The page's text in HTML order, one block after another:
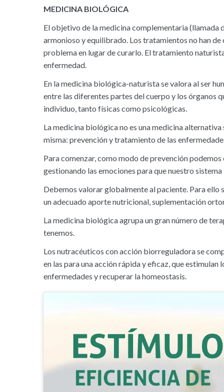
MEDICINA BIOLÓGICA
El objetivo de la medicina complementaria (llamada
armonioso y equilibrado. Los tratamientos no han
problema en lugar de curarlo. El tratamiento
enfermedad.
En la medicina biológica-naturista se valora al ser
entre las diferentes partes del cuerpo y los órganos
individuo, tanto físicas como psicológicas.
La medicina biológica no es una medicina
misma: prevención y tratamiento de las
Para comenzar, como modo de prevención
gestionando las emociones para que nuestro
Debemos valorar globalmente al paciente. Para
un adecuado aporte nutricional, suplementación
La medicina biológica agrupa un gran número de
tenemos.
Los nutracéuticos con acción biorreguladora se
en las para una acción rápida y eficaz, que
enfermedades y recuperar la homeostasis.